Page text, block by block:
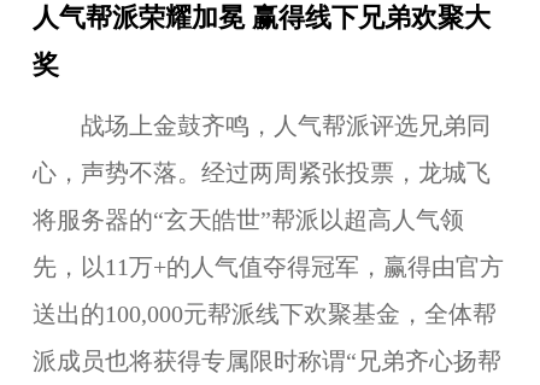
人气帮派荣耀加冕 赢得线下兄弟欢聚大
奖
战场上金鼓齐鸣，人气帮派评选兄弟同
心，声势不落。经过两周紧张投票，龙城飞
将服务器的“玄天皓世”帮派以超高人气领
先，以11万+的人气值夺得冠军，赢得由官方
送出的100,000元帮派线下欢聚基金，全体帮
派成员也将获得专属限时称谓“兄弟齐心扬帮